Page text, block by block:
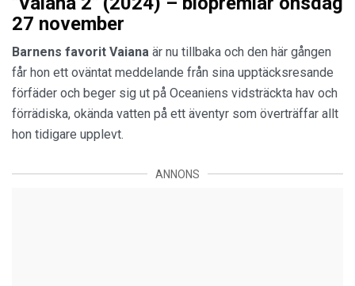
27 november
Barnens favorit Vaiana är nu tillbaka och den här gången
får hon ett oväntat meddelande från sina upptäcksresande
förfäder och beger sig ut på Oceaniens vidsträckta hav och
förrädiska, okända vatten på ett äventyr som överträffar allt
hon tidigare upplevt.
ANNONS